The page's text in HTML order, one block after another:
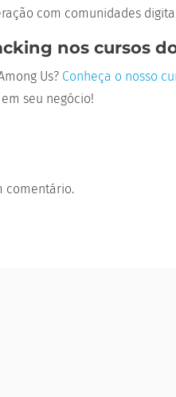
com comunidades
nos cursos
Us? Conheça o nosso
seu negócio!
comentário.